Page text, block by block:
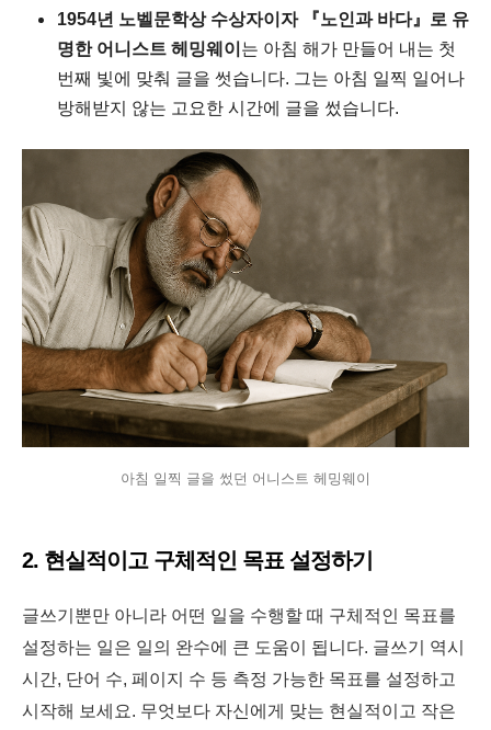
1954년 노벨문학상 수상자이자 『노인과 바다』로 유
명한 어니스트 헤밍웨이 는 아침 해가 만들어 내는 첫
번째 빛에 맞춰 글을 썻습니다. 그는 아침 일찍 일어나
방해받지 않는 고요한 시간에 글을 썼습니다.
아침 일찍 글을 썼던 어니스트 헤밍웨이
2. 현실적이고 구체적인 목표 설정하기
글쓰기뿐만 아니라 어떤 일을 수행할 때 구체적인 목표를
설정하는 일은 일의 완수에 큰 도움이 됩니다. 글쓰기 역시
시간, 단어 수, 페이지 수 등 측정 가능한 목표를 설정하고
시작해 보세요. 무엇보다 자신에게 맞는 현실적이고 작은